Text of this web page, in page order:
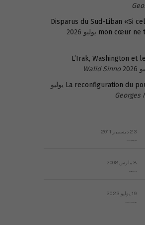
Disparus du Sud-Liban «Si
mon cœur ne
L’Irak, Washington et
Walid Sinno
La reconfiguration du 12 يوليو
Georges
23 ديسمبر 2011
8 مارس 2008
19 يوليو 2023